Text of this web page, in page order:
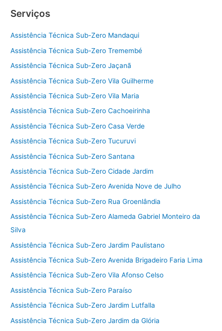
Serviços
Assistência Técnica Sub-Zero Mandaqui
Assistência Técnica Sub-Zero Tremembé
Assistência Técnica Sub-Zero Jaçanã
Assistência Técnica Sub-Zero Vila Guilherme
Assistência Técnica Sub-Zero Vila Maria
Assistência Técnica Sub-Zero Cachoeirinha
Assistência Técnica Sub-Zero Casa Verde
Assistência Técnica Sub-Zero Tucuruvi
Assistência Técnica Sub-Zero Santana
Assistência Técnica Sub-Zero Cidade Jardim
Assistência Técnica Sub-Zero Avenida Nove de Julho
Assistência Técnica Sub-Zero Rua Groenlândia
Assistência Técnica Sub-Zero Alameda Gabriel Monteiro da
Silva
Assistência Técnica Sub-Zero Jardim Paulistano
Assistência Técnica Sub-Zero Avenida Brigadeiro Faria Lima
Assistência Técnica Sub-Zero Vila Afonso Celso
Assistência Técnica Sub-Zero Paraíso
Assistência Técnica Sub-Zero Jardim Lutfalla
Assistência Técnica Sub-Zero Jardim da Glória